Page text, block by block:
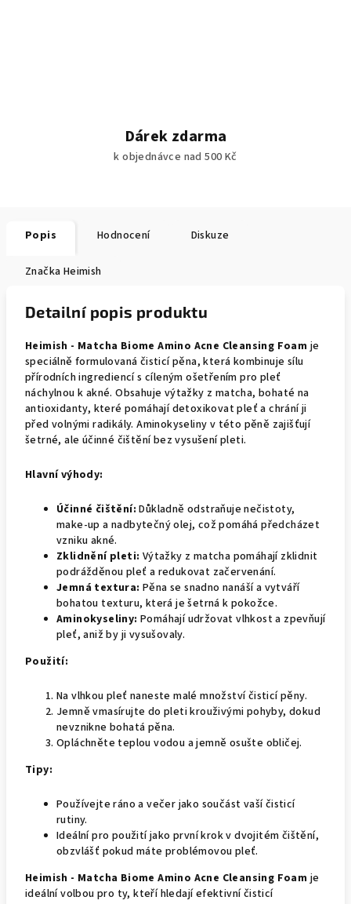
Dárek zdarma
k objednávce nad 500 Kč
Popis Hodnocení Diskuze
Značka Heimish
Detailní popis produktu
Heimish - Matcha Biome Amino Acne Cleansing Foam je
speciálně formulovaná čisticí pěna, která kombinuje sílu
přírodních ingrediencí s cíleným ošetřením pro pleť
náchylnou k akné. Obsahuje výtažky z matcha, bohaté na
antioxidanty, které pomáhají detoxikovat pleť a chrání ji
před volnými radikály. Aminokyseliny v této pěně zajišťují
šetrné, ale účinné čištění bez vysušení pleti.
Hlavní výhody:
Účinné čištění: Důkladně odstraňuje nečistoty,
make-up a nadbytečný olej, což pomáhá předcházet
vzniku akné.
Zklidnění pleti: Výtažky z matcha pomáhají zklidnit
podrážděnou pleť a redukovat začervenání.
Jemná textura: Pěna se snadno nanáší a vytváří
bohatou texturu, která je šetrná k pokožce.
Aminokyseliny: Pomáhají udržovat vlhkost a zpevňují
pleť, aniž by ji vysušovaly.
Použití:
Na vlhkou pleť naneste malé množství čisticí pěny.
Jemně vmasírujte do pleti krouživými pohyby, dokud
nevznikne bohatá pěna.
Opláchněte teplou vodou a jemně osušte obličej.
Tipy:
Používejte ráno a večer jako součást vaší čisticí
rutiny.
Ideální pro použití jako první krok v dvojitém čištění,
obzvlášť pokud máte problémovou pleť.
Heimish - Matcha Biome Amino Acne Cleansing Foam je
ideální volbou pro ty, kteří hledají efektivní čisticí